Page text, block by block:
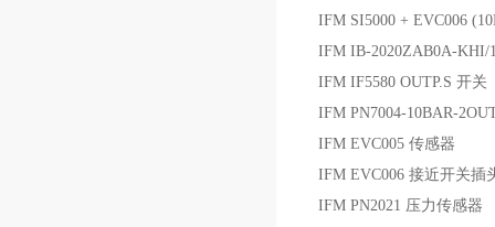
IFM SI5000 + EVC006
IFM IB-2020ZAB0A-KHI/
IFM IF5580 OUTP.S 开关
IFM PN7004-10BAR-
IFM EVC005 传感器
IFM EVC006 接近开关插
IFM PN2021 压力传感器